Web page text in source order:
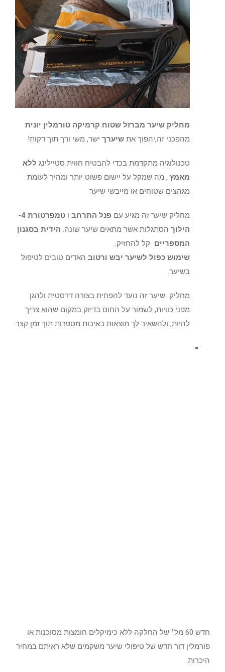
מחליק שיער מברזל שטוח קרמיקה טורמלין יונית
מהפכני זה,יהפוך את שיערך ישר, משי ורך תוך דקות!
טכנולוגיה מתקדמת בכדי להבטיח חווית סטיילינג ללא
מאמץ , מה שמקל על יישום פשוט יותר ומהיר לעומת
מגהצים שטוחים או מייבשי שיער
מחליק שיער זה מגיע עם פנל התרחב ו
טמפרטורת 4-
הילוך הסתגלות אשר מתאים שיער שונה. הידית בסגנון
המספריים קל להחזיק.
שימוש כפול לשיער יבש ורטוב האדים טובים לטיפול
בשיער.
מחליק שיער זה נועד להפחית בצורה דרסטית ולהגן
מפני כוויות, לשמור על החום בדיוק במקום שהוא צריך
להיות, ולהשאיר לך תוצאות באיכות מספרות תוך זמן קצר
חדש 60 מל׳ של החלקה ללא כימיקלים חומצות מסוכנות או
פורמלין דור חדש של טיפולי שיער משקמים שלא ראיתם במחיר
היכרות